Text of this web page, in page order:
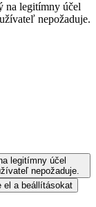
na legitímny účel
nepožaduje.
legitímny účel
nepožaduje.
el a beállításokat